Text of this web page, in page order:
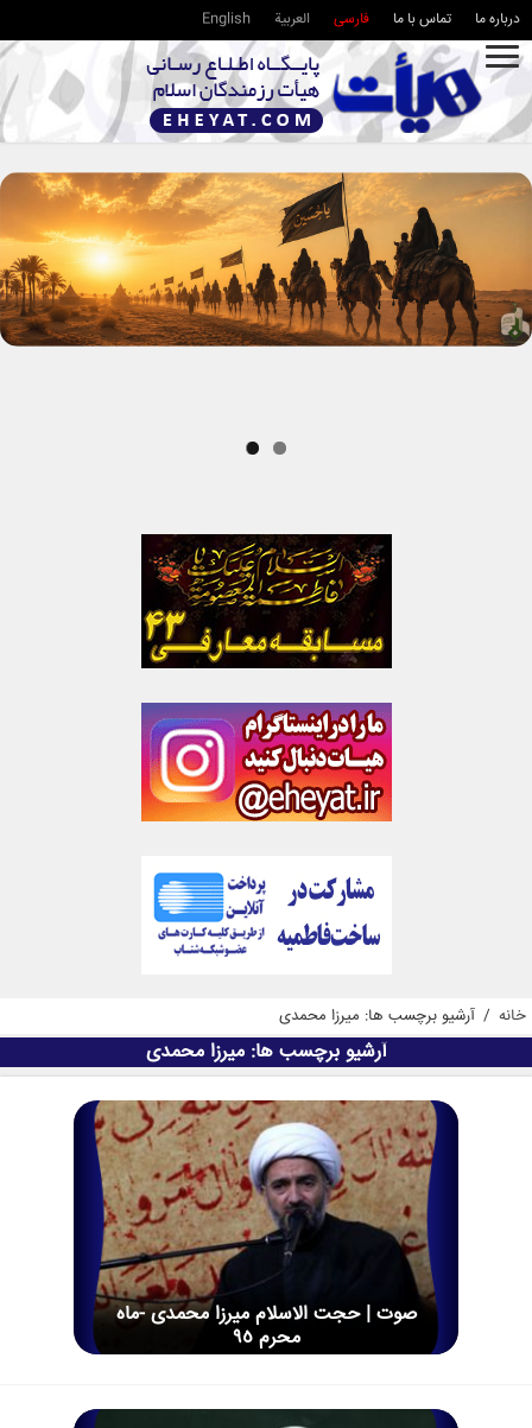
درباره ما تماس با ما فارسی العربية English
خانه / آرشیو برچسب ها: میرزا محمدی
آرشیو برچسب ها:میرزا محمدی
صوت | حجت الاسلام میرزا محمدی -ماه
محرم 95